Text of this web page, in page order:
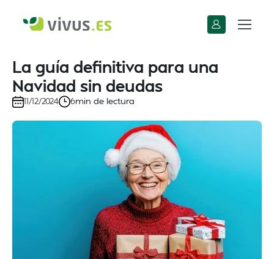
La guía definitiva para una
Navidad sin deudas
11/12/2024 6min de lectura